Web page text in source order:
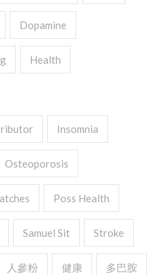
Dopamine
Health
Insomnia
Osteoporosis
Poss Health
Samuel Sit Stroke
人參粉 健康 多巴胺